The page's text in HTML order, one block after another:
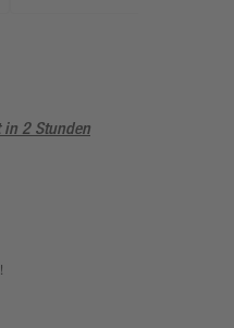
2 Stunden